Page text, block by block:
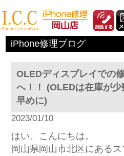
iPhone修理ブログ
OLEDディスプレイでの
へ！！ (OLEDは在庫が
早めに)
2023/01/10
はい、こんにちは。
岡山県岡山市北区にあるス